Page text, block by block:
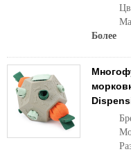
Более